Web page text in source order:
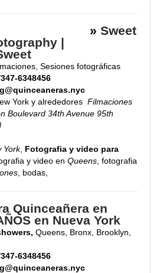
» Sweet
|
Sesiones fotográficas
6348456
York y alrededoresFilmaciones
Boulevard 34th Avenue 95th
York, Fotografia y video para
y video enQueens , fotografia
, bodas,
Quinceañera en
en Nueva York
Queens, Bronx, Brooklyn,
6348456